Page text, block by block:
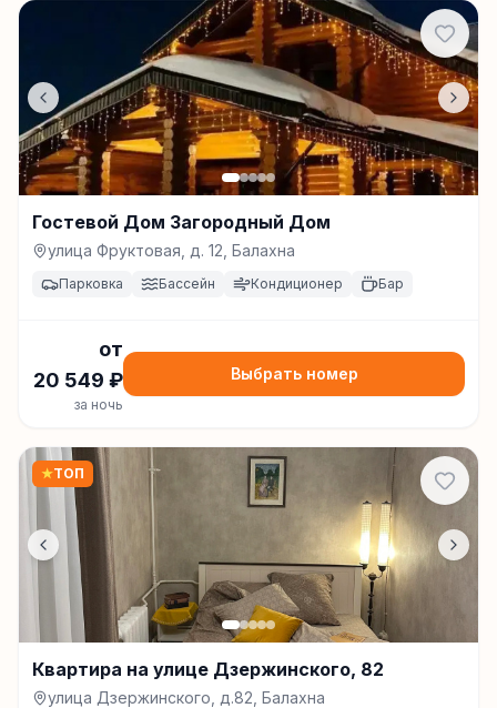
Гостевой Дом Загородный Дом
улица Фруктовая, д. 12, Балахна
Парковка Бассейн Кондиционер Бар
от
20 549 ₽
за ночь
Выбрать номер
★ТОП
Квартира на улице Дзержинского, 82
улица Дзержинского, д.82, Балахна